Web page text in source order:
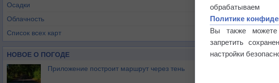
Осадки
Облачность
Список всех карт
НОВОЕ О ПОГОДЕ
Приложение построит маршрут через тень
Политике
Вы также можете
запретить
настройки